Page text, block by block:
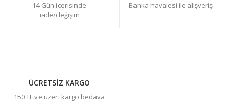
14 Gün içerisinde
iade/değişim
Banka havalesi ile alışveriş
ÜCRETSİZ KARGO
150 TL ve üzeri kargo bedava